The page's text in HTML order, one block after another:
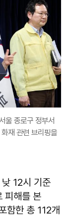
울 종로구 정부서
재 관련 브리핑을
12시 기준
피해를 본
함한 총 112개